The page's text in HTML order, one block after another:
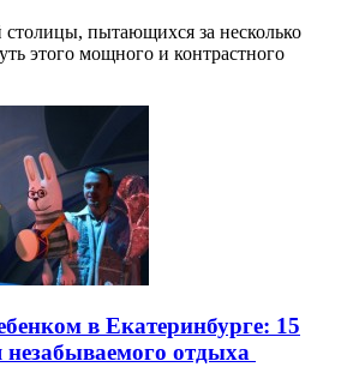
столицы, пытающихся за несколько
этого мощного и контрастного
в Екатеринбурге: 15
отдыха